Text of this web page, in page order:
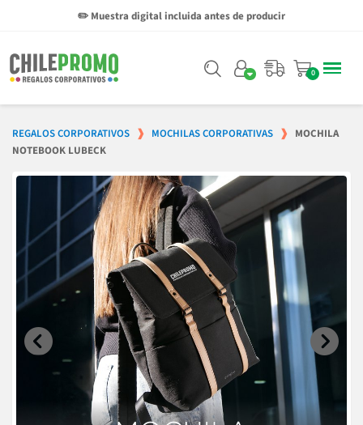
✏️ Muestra digital incluida antes de producir
REGALOS CORPORATIVOS MOCHILAS CORPORATIVAS
MOCHILA
NOTEBOOK LUBECK